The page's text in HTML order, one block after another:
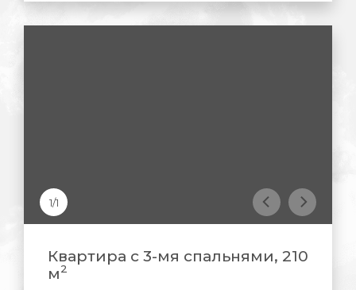
1/1
Квартира с 3-мя спальнями, 210
м2